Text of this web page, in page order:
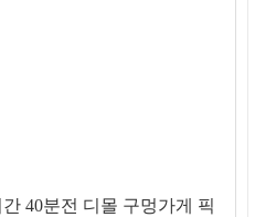
40분전 디몰 구멍가게 픽